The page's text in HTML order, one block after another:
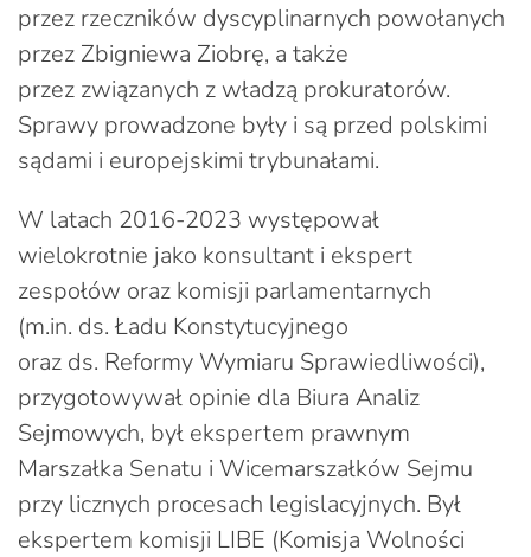
przez rzeczników dyscyplinarnych powołanych
przez Zbigniewa Ziobrę, a także
przez związanych z władzą prokuratorów.
Sprawy prowadzone były i są przed polskimi
sądami i europejskimi trybunałami.
W latach 2016-2023 występował
wielokrotnie jako konsultant i ekspert
zespołów oraz komisji parlamentarnych
(m.in. ds. Ładu Konstytucyjnego
oraz ds. Reformy Wymiaru Sprawiedliwości),
przygotowywał opinie dla Biura Analiz
Sejmowych, był ekspertem prawnym
Marszałka Senatu i Wicemarszałków Sejmu
przy licznych procesach legislacyjnych. Był
ekspertem komisji LIBE (Komisja Wolności